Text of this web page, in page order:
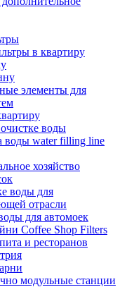
в квартиру
элементы для
воды
воды water filling line
хозяйство
воды для
отрасли
для автомоек
Coffee Shop Filters
и ресторанов
модульные станции